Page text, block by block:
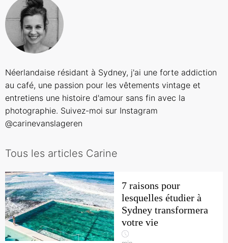
Trouver un bureau
A propos de nous
Qui sommes-nous ?
Néerlandaise résidant à Sydney, j'ai une forte addiction
au café, une passion pour les vêtements vintage et
entretiens une histoire d'amour sans fin avec la
photographie. Suivez-moi sur Instagram
@carinevanslageren
Tous les articles Carine
7 raisons pour
lesquelles étudier à
Sydney transformera
votre vie